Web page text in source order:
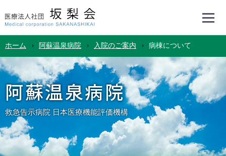
ホーム 阿蘇温泉病院 入院のご案内 病棟について
阿蘇温泉病院
救急告示病院 日本医療機能評価機構